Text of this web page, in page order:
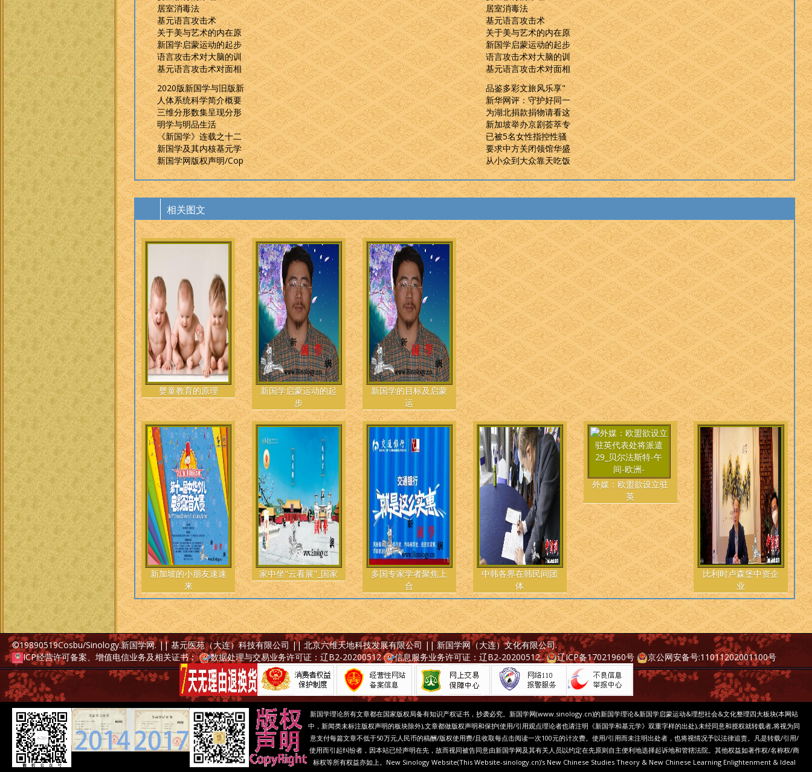
居室消毒法
基元语言攻击术
关于美与艺术的内在原
新国学启蒙运动的起步
语言攻击术对大脑的训
基元语言攻击术对面相
居室消毒法
基元语言攻击术
关于美与艺术的内在原
新国学启蒙运动的起步
语言攻击术对大脑的训
基元语言攻击术对面相
2020版新国学与旧版新
人体系统科学简介概要
三维分形数集呈现分形
明学与明品生活
《新国学》连载之十二
新国学及其内核基元学
新国学网版权声明/Cop
品鉴多彩文旅风乐享"
新华网评：守护好同一
为湖北捐款捐物请看这
新加坡举办京剧荟萃专
已被5名女性指控性骚
要求中方关闭领馆华盛
从小众到大众靠天吃饭
相关图文
婴童教育的原理
新国学启蒙运动的起
步
新国学的目标及启蒙
运
新加坡的小朋友速速
来
家中坐"云看展"_国家
多国专家学者聚焦上
合
中韩各界在韩民间团
体
外媒：欧盟欲设立驻
英
比利时卢森堡中资企
业
©19890519Cosbu/Sinology.新国学网. || 基元医苑（大连）科技有限公司 || 北京六维天地科技发展有限公司 || 新国学网（大连）文化有限公司.
ICP经营许可备案、增值电信业务及相关证书：
数据处理与交易业务许可证：辽B2-20200512 信息服务业务许可证：辽B2-20200512.. 辽ICP备17021960号 京公网安备号:11011202001100号
新国学理论所有文章都在国家版权局备有知识产权证书，抄袭必究。 新国学网(www.sinology.cn)的新国学理论&新国学启蒙运动&理想社会&文化整理四大板块(本网站
中，新闻类未标注版权声明的板块除外),文章都做版权声明和保护(使用/引用观点理论者也请注明《新国学和基元学》双重字样的出处),未经同意和授权就转载者,将视为同
意支付每篇文章不低于50万元人民币的稿酬/版权使用费/且收取每点击阅读一次100元的计次费。使用/引用而未注明出处者，也将视情况予以法律追责。凡是转载/引用/
使用而引起纠纷者，因本站已经声明在先，故而视同被告同意由新国学网及其有关人员以约定在先原则自主便利地选择起诉地和管辖法院。其他权益如著作权/名称权/商
标权等所有权益亦如上。New Sinology Website(This Website-sinology.cn)'s New Chinese Studies Theory & New Chinese Learning Enlightenment & Ideal